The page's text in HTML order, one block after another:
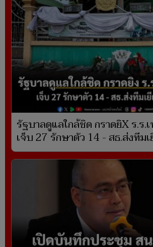
รัฐบาลดูแลใกล้ชิด กราดยิX ร.ร
เจ็บ 27 รักษาตัว 14 - สธ.ส่งทีมเ